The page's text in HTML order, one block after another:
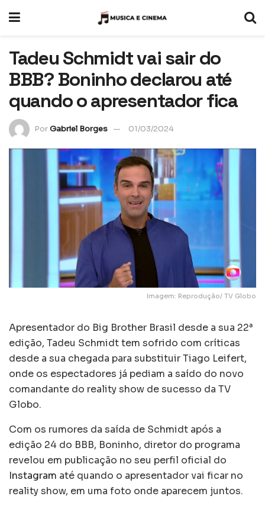
Tadeu Schmidt vai sair do
BBB? Boninho declarou até
quando o apresentador fica
PorGabriel Borges 01/03/2024
Imagem: Reprodução/ TV Globo
Apresentador do Big Brother Brasil desde a sua 22ª
edição, Tadeu Schmidt tem sofrido com críticas
desde a sua chegada para substituir Tiago Leifert,
onde os espectadores já pediam a saído do novo
comandante do reality show de sucesso da TV
Globo.
Com os rumores da saída de Schmidt após a
edição 24 do BBB, Boninho, diretor do programa
revelou em publicação no seu perfil oficial do
Instagram até quando o apresentador vai ficar no
reality show, em uma foto onde aparecem juntos.